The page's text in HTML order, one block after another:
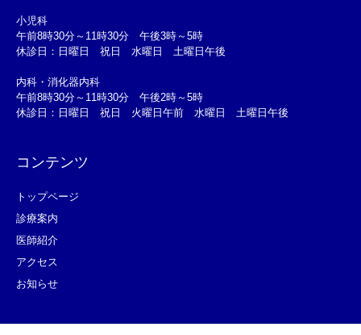
小児科
午前8時30分～11時30分 午後3時～5時
休診日：日曜日 祝日 水曜日 土曜日午後
内科・消化器内科
午前8時30分～11時30分 午後2時～5時
休診日：日曜日 祝日 火曜日午前 水曜日 土曜日午後
コンテンツ
トップページ
診療案内
医師紹介
アクセス
お知らせ